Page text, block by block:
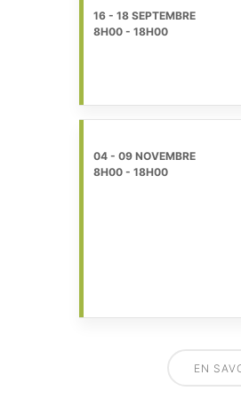
16 - 18 SEPTEMBRE
8H00 - 18H00
04 - 09 NOVEMBRE
8H00 - 18H00
EN